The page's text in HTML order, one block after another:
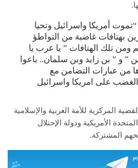
أمريكا واسرائيل وتحيا
بهتافات غاضبة من التواطؤ
ومن تلك الهتافات ” يا عرب يا
و ” بن زايد وبن سلمان.. باعوا
من عبارات التضامن مع
على امريكا واسرائيل
المركزية للأمة العربية والإسلامية
الأمريكية ودولة الإحتلال
المشتركة.